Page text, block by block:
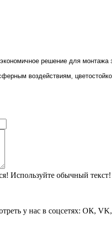
, экономичное решение для
воздействиям,
Используйте обычный текст!
у нас в соцсетях: ОК,